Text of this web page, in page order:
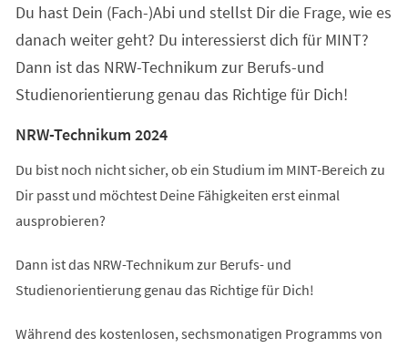
neuen
Du hast Dein (Fach-)Abi und stellst Dir die Frage, wie es
danach weiter geht? Du interessierst dich für MINT?
Dann ist das NRW-Technikum zur Berufs-und
Studienorientierung genau das Richtige für Dich!
NRW-Technikum 2024
Du bist noch nicht sicher, ob ein Studium im MINT-Bereich zu
Dir passt und möchtest Deine Fähigkeiten erst einmal
ausprobieren?
Dann ist das NRW-Technikum zur Berufs- und
Studienorientierung genau das Richtige für Dich!
Während des kostenlosen, sechsmonatigen Programms von